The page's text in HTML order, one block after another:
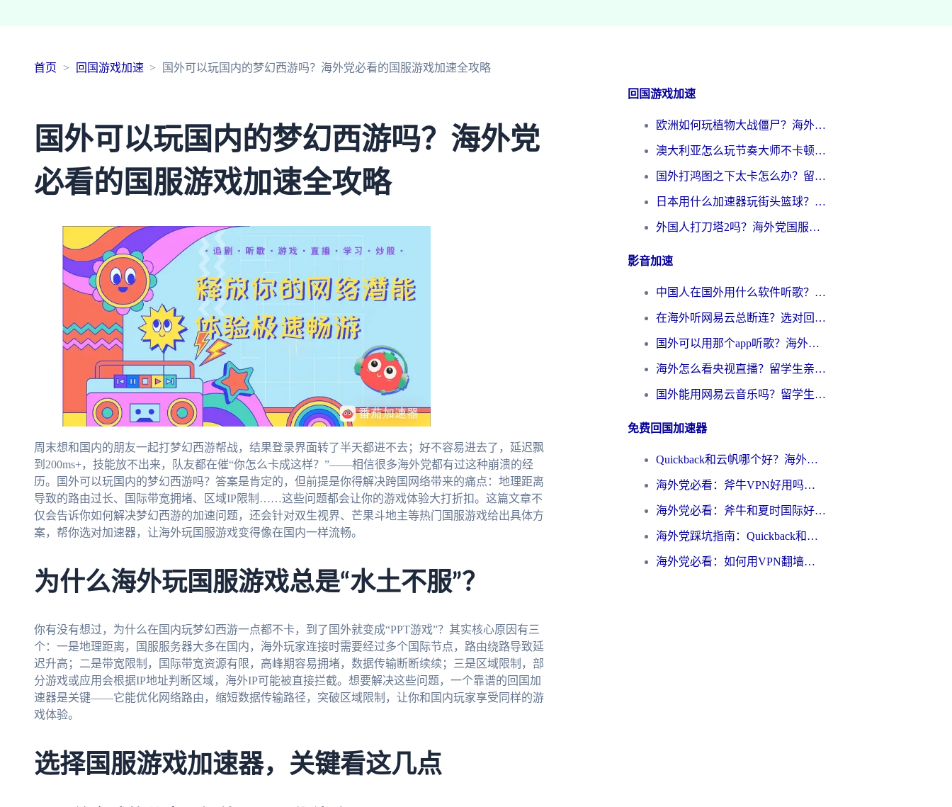
首页 回国游戏加速 国外可以玩国内的梦幻西游吗？海外党必看的国服游戏加速全攻略
国外可以玩国内的梦幻西游吗？海外党
必看的国服游戏加速全攻略
周末想和国内的朋友一起打梦幻西游帮战，结果登录界面转了半天都进不去；好不容易进去了，延迟飘
到200ms+，技能放不出来，队友都在催“你怎么卡成这样？”——相信很多海外党都有过这种崩溃的经
历。国外可以玩国内的梦幻西游吗？答案是肯定的，但前提是你得解决跨国网络带来的痛点：地理距离
导致的路由过长、国际带宽拥堵、区域IP限制……这些问题都会让你的游戏体验大打折扣。这篇文章不
仅会告诉你如何解决梦幻西游的加速问题，还会针对双生视界、芒果斗地主等热门国服游戏给出具体方
案，帮你选对加速器，让海外玩国服游戏变得像在国内一样流畅。
为什么海外玩国服游戏总是“水土不服”？
你有没有想过，为什么在国内玩梦幻西游一点都不卡，到了国外就变成“PPT游戏”？其实核心原因有三
个：一是地理距离，国服服务器大多在国内，海外玩家连接时需要经过多个国际节点，路由绕路导致延
迟升高；二是带宽限制，国际带宽资源有限，高峰期容易拥堵，数据传输断断续续；三是区域限制，部
分游戏或应用会根据IP地址判断区域，海外IP可能被直接拦截。想要解决这些问题，一个靠谱的回国加
速器是关键——它能优化网络路由，缩短数据传输路径，突破区域限制，让你和国内玩家享受同样的游
戏体验。
选择国服游戏加速器，关键看这几点
回国游戏加速
欧洲如何玩植物大战僵尸？海外党国服游戏加速避坑指南（附实测对比）
澳大利亚怎么玩节奏大师不卡顿？海外党国服游戏加速终极指南
国外打鸿图之下太卡怎么办？留学生亲测有效的国服游戏加速方案
日本用什么加速器玩街头篮球？海外党国服游戏不卡顿的终极攻略
外国人打刀塔2吗？海外党国服游戏加速避坑全攻略
影音加速
中国人在国外用什么软件听歌？别再被地域限制卡脖子，这篇教你轻松解锁国内音乐库
在海外听网易云总断连？选对回国加速器，告别地区限制和卡顿
国外可以用那个app听歌？海外党亲测有效的回国加速方案，轻松听国内音乐听书
海外怎么看央视直播？留学生亲测：3步解决版权限制+追剧自由
国外能用网易云音乐吗？留学生亲测：3步解决海外听歌难题
免费回国加速器
Quickback和云帆哪个好？海外党2026亲测指南：选对加速器大陆工具，无缝刷国内剧玩国服
海外党必看：斧牛VPN好用吗？和GoLinkVPN对比哪个回国效果更好？
海外党必看：斧牛和夏时国际好用吗？3步选对回国加速器，无缝刷国内资源
海外党踩坑指南：Quickback和归雁好用吗？选对加速器才能无缝刷国内资源
海外党必看：如何用VPN翻墙到大陆PTT？一篇解决你所有回国加速痛点